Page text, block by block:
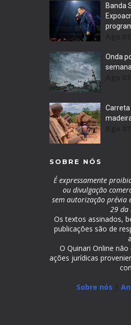
Banda
Onda
SOBRE NÓS
É expressamente
ou divulgação
sem autorização prévia
29 da
Os textos assinados,
publicações são de
O Quinari Online
ações jurídicas
Sobre nós |